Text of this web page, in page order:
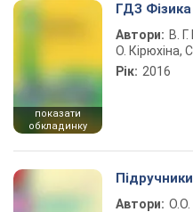
показати
обкладинку
ГДЗ
Автори: В.
О. Кірюхіна,
Рік: 2016
Автори: О.О.